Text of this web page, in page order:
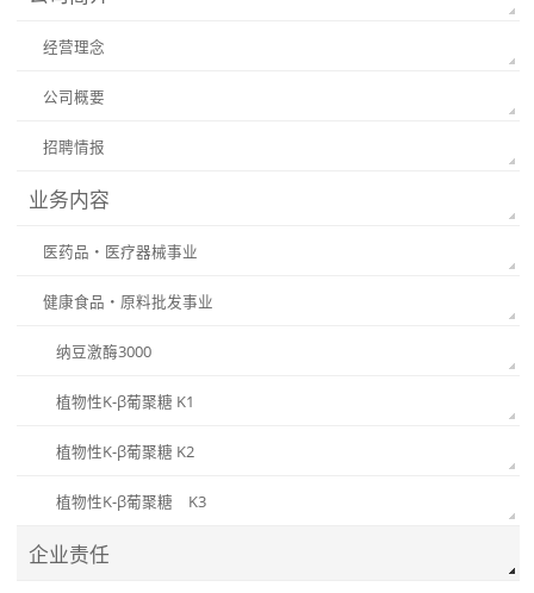
经营理念
公司概要
招聘情报
业务内容
医药品・医疗器械事业
健康食品・原料批发事业
纳豆激酶3000
植物性K-β葡聚糖 K1
植物性K-β葡聚糖 K2
植物性K-β葡聚糖 K3
企业责任